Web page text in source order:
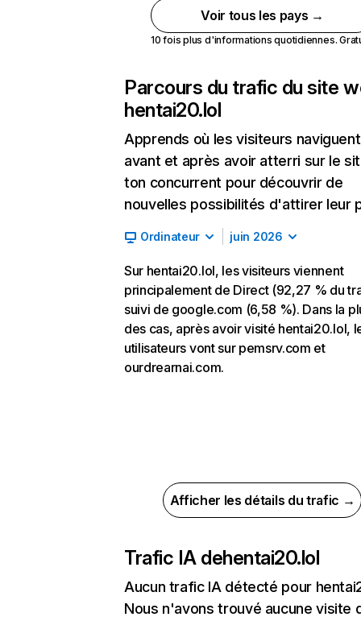
Voir tous les pays →
10 fois plus d'informations quotidiennes.
Parcours du trafic du site
hentai20.lol
Apprends où les visiteurs naviguent
avant et après avoir atterri sur le
ton concurrent pour découvrir de
nouvelles possibilités d'attirer leur
Ordinateur juin 2026
Sur hentai20.lol, les visiteurs viennent
principalement de Direct (92,27 % du
suivi de google.com (6,58 %). Dans la
des cas, après avoir visité hentai20.lol,
utilisateurs vont sur pemsrv.com et
ourdrearnai.com.
Afficher les détails du trafic →
Trafic IA dehentai20.lol
Aucun trafic IA détecté pour
Nous n'avons trouvé aucune visite